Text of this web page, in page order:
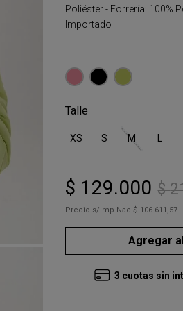
Poliéster - Forrería: 100%
Importado
Talle
XS S M
$ 129.000 $
Precio s/Imp.Nac $ 106.611,57
Agregar
3 cuotas sin